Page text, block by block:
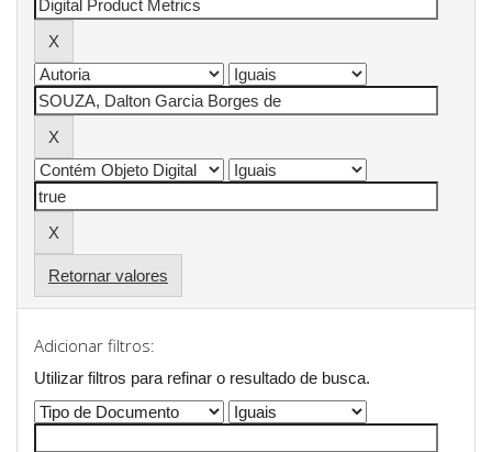
Retornar valores
Adicionar filtros:
Utilizar filtros para refinar o resultado de busca.